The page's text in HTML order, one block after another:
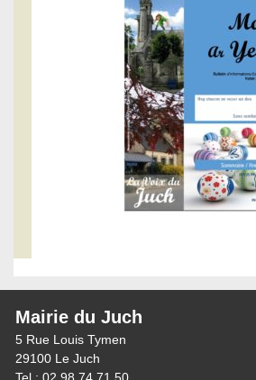
Mairie du Juch
5 Rue Louis Tymen
29100 Le Juch